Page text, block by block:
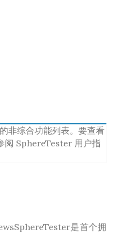
非综合功能列表。要查看
阅 SphereTester 用户指
SphereTester是首个拥